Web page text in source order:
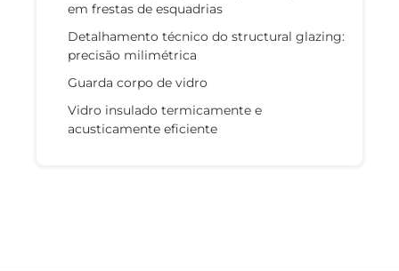
em frestas de esquadrias
Detalhamento técnico do structural glazing:
precisão milimétrica
Guarda corpo de vidro
Vidro insulado termicamente e
acusticamente eficiente